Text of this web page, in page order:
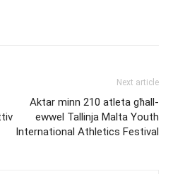
Next article
Aktar minn 210 atleta għall-
ewwel Tallinja Malta Youth
International Athletics Festival